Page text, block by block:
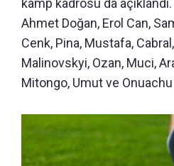
Ahmet Doğan, Erol Can,
Cenk, Pina, Mustafa,
Malinovskyi, Ozan, Muci,
Mitongo, Umut ve Onuachu